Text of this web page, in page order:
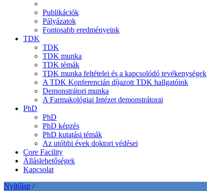
Publikációk
Pályázatok
Fontosabb eredményeink
TDK
TDK
TDK munka
TDK témák
TDK munka feltételei és a kapcsolódó tevékenységek
A TDK Konferencián díjazott TDK hallgatóink
Demonstrátori munka
A Farmakológiai Intézet demonstrátorai
PhD
PhD
PhD képzés
PhD kutatási témák
Az utóbbi évek doktori védései
Core Facility
Álláslehetőségek
Kapcsolat
Nyitólap /